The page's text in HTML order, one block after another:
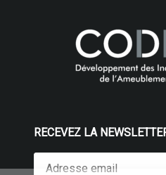
RECEVEZ LA